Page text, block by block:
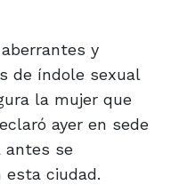
y
de índole sexual
la mujer que
ayer en sede
antes se
esta ciudad.